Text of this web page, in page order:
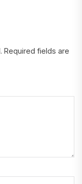
Required fields are